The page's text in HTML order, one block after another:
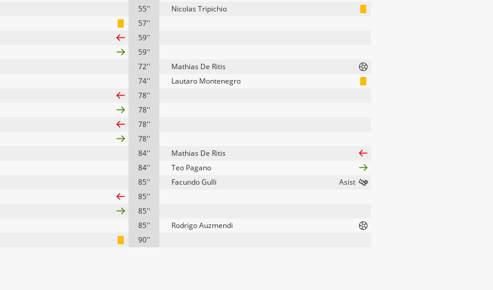
55''
Nicolas Tripichio
57''
59''
59''
72''
Mathias De Ritis
74''
Lautaro Montenegro
78''
78''
78''
78''
84''
Mathias De Ritis
84''
Teo Pagano
85''
Facundo Gulli
85''
85''
85''
Rodrigo Auzmendi
90''